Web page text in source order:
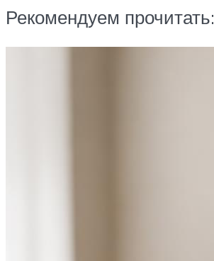
Рекомендуем прочитать: